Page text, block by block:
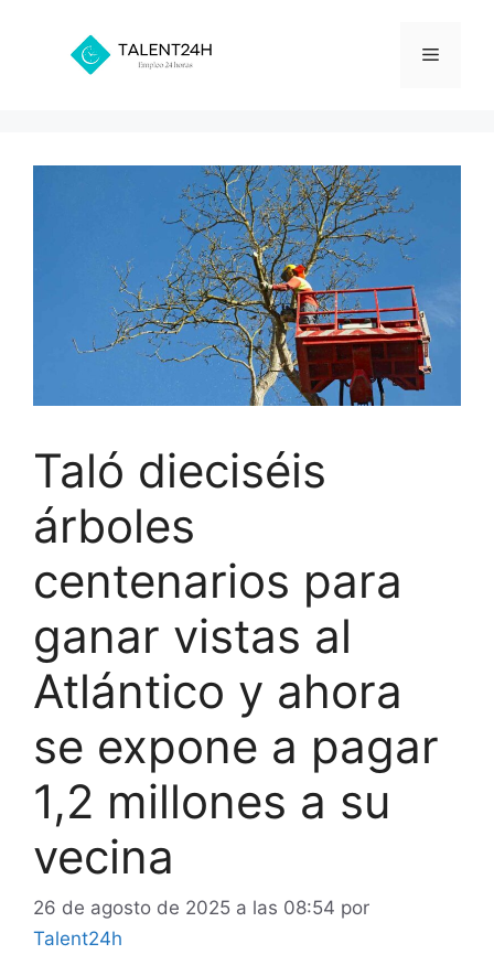
contenido
Menú
Taló dieciséis
árboles
centenarios para
ganar vistas al
Atlántico y ahora
se expone a pagar
1,2 millones a su
vecina
26 de agosto de 2025 a las 08:54 por
Talent24h